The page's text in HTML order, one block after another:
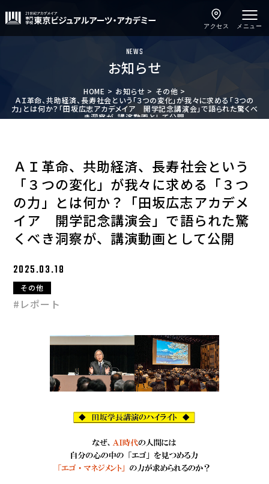
メニュー
アクセス
NEWS
お知らせ
HOME お知らせ
その他
ＡＩ革命、共助経済、長寿社会という「３つの変化」が我々に求める「３つの
力」とは何か？「田坂広志アカデメイア 開学記念講演会」で語られた驚くべ
き洞察が、講演動画として公開
ＡＩ革命、共助経済、長寿社会という
「３つの変化」が我々に求める「３つ
の力」とは何か？「田坂広志アカデメ
イア 開学記念講演会」で語られた驚
くべき洞察が、講演動画として公開
2025.03.18
その他
#レポート